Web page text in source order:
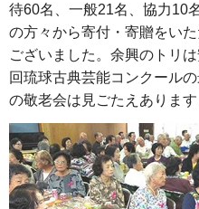
待60名、一般21名、協力10
の方々から寄付・寄贈をい
ございました。余興のトリ
回琉球古典芸能コンクール
の敬老会は見ごたえあります